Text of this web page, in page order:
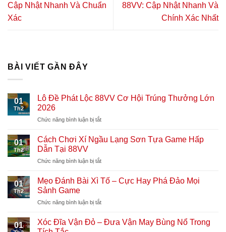
Cập Nhật Nhanh Và Chuẩn
Xác
88VV: Cập Nhật Nhanh Và
Chính Xác Nhất
BÀI VIẾT GẦN ĐÂY
01
Th2
Lô Đề Phát Lộc 88VV Cơ Hội Trúng Thưởng Lớn
2026
Chức năng bình luận bị tắt
Đề
Hội
01
Th2
Cách Chơi Xí Ngầu Lạng Sơn Tựa Game Hấp
Dẫn Tại 88VV
Chức năng bình luận bị tắt
Chơi
Tựa
01
Th2
Mẹo Đánh Bài Xì Tố – Cực Hay Phá Đảo Mọi
Sảnh Game
Chức năng bình luận bị tắt
Đánh
01
Xóc Đĩa Vận Đỏ – Đưa Vận May Bùng Nổ Trong